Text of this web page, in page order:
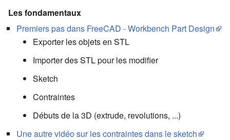
Les fondamentaux
Premiers pas dans FreeCAD - Workbench Part Design
Exporter les objets en STL
Importer des STL pour les modifier
Sketch
Contraintes
Débuts de la 3D (extrude, revolutions, ...)
Une autre vidéo sur les contraintes dans le sketch